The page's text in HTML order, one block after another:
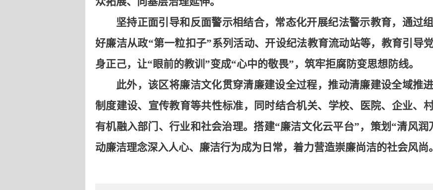
坚持正面引导和反面警示相结合，常态化开展纪法警示教育，通过
好廉洁从政“第一粒扣子”系列活动、开设纪法教育流动站等，教育引导
身正己，让“眼前的教训”变成“心中的敬畏”，筑牢拒腐防变思想防线。
此外，该区将廉洁文化贯穿清廉建设全过程，推动清廉建设全域推
制度建设、宣传教育等共性标准，同时结合机关、学校、医院、企业、
有机融入部门、行业和社会治理。搭建“廉洁文化云平台”，策划“清风
动廉洁理念深入人心、廉洁行为成为日常，着力营造崇廉尚洁的社会风尚。